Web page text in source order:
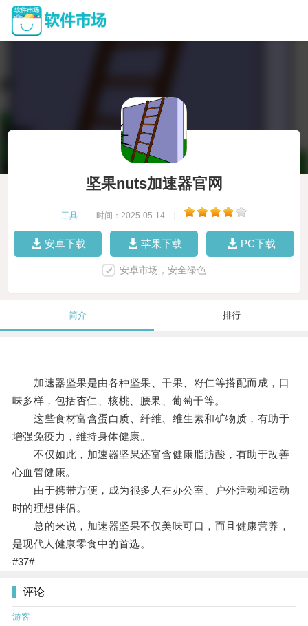
坚果nuts加速器官网
工具 时间：2025-05-14
安卓下载 苹果下载 PC下载
安卓市场，安全绿色
简介 排行
加速器坚果是由各种坚果、干果、籽仁等搭配而成，口
味多样，包括杏仁、核桃、腰果、葡萄干等。
这些食材富含蛋白质、纤维、维生素和矿物质，有助于
增强免疫力，维持身体健康。
不仅如此，加速器坚果还富含健康脂肪酸，有助于改善
心血管健康。
由于携带方便，成为很多人在办公室、户外活动和运动
时的理想伴侣。
总的来说，加速器坚果不仅美味可口，而且健康营养，
是现代人健康零食中的首选。
#37#
评论
游客